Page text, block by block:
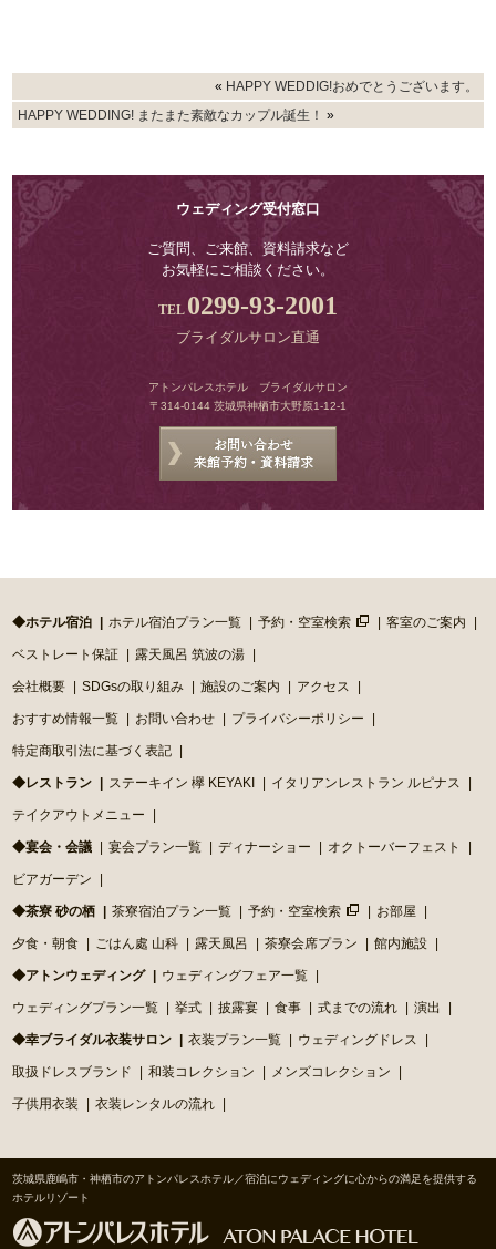
« HAPPY WEDDIG!おめでとうございます。
HAPPY WEDDING! またまた素敵なカップル誕生！ »
ウェディング受付窓口
ご質問、ご来館、資料請求など
お気軽にご相談ください。
0299-93-2001
ブライダルサロン直通
アトンパレスホテル ブライダルサロン
〒314-0144 茨城県神栖市大野原1-12-1
◆ホテル宿泊 ホテル宿泊プラン一覧 予約・空室検索 客室のご案内
ベストレート保証 露天風呂 筑波の湯
会社概要 SDGsの取り組み 施設のご案内 アクセス
おすすめ情報一覧 お問い合わせ プライバシーポリシー
特定商取引法に基づく表記
◆レストラン ステーキイン 欅 KEYAKI イタリアンレストラン ルピナス
テイクアウトメニュー
◆宴会・会議 宴会プラン一覧 ディナーショー オクトーバーフェスト
ビアガーデン
◆茶寮 砂の栖 茶寮宿泊プラン一覧 予約・空室検索 お部屋
夕食・朝食 ごはん處 山科 露天風呂 茶寮会席プラン 館内施設
◆アトンウェディング ウェディングフェア一覧
ウェディングプラン一覧 挙式 披露宴 食事 式までの流れ 演出
◆幸ブライダル衣装サロン 衣装プラン一覧 ウェディングドレス
取扱ドレスブランド 和装コレクション メンズコレクション
子供用衣装 衣装レンタルの流れ
茨城県鹿嶋市・神栖市のアトンパレスホテル／宿泊にウェディングに心からの満足を提供する
ホテルリゾート